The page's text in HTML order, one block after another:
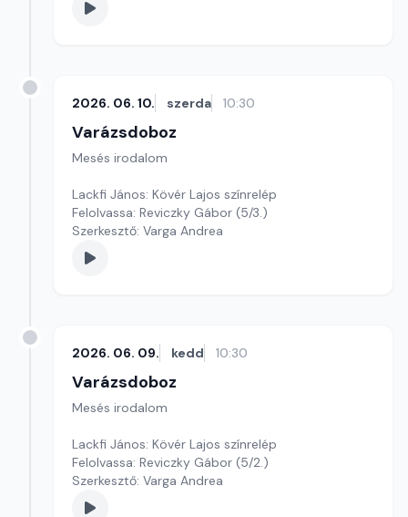
2026. 06. 10. szerda 10:30
Varázsdoboz
Mesés irodalom
Lackfi János: Kövér Lajos színrelép
Felolvassa: Reviczky Gábor (5/3.)
Szerkesztő: Varga Andrea
2026. 06. 09. kedd 10:30
Varázsdoboz
Mesés irodalom
Lackfi János: Kövér Lajos színrelép
Felolvassa: Reviczky Gábor (5/2.)
Szerkesztő: Varga Andrea